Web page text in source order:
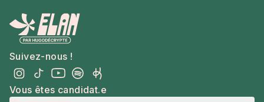
Suivez-nous !
Vous êtes candidat.e